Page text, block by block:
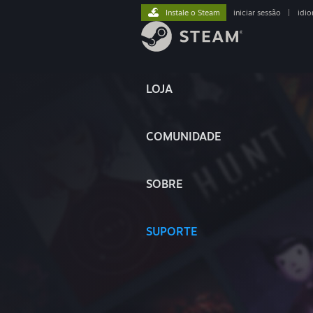
LOJA
COMUNIDADE
SOBRE
SUPORTE
Instale o Steam iniciar sessão